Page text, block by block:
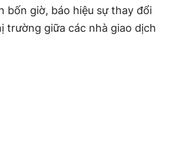
bốn giờ, báo hiệu sự thay đổi
trường giữa các nhà giao dịch